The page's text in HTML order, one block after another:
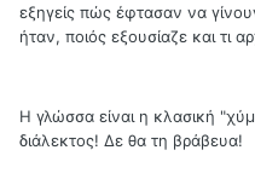
εξηγείς πώς έφτασαν να
ήταν, ποιός εξουσίαζε και τι
Η γλώσσα είναι η κλασική
διάλεκτος! Δε θα τη βράβευα!